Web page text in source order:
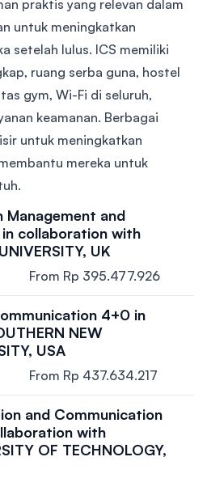
praktis yang relevan dalam
untuk meningkatkan
setelah lulus. ICS memiliki
ruang serba guna, hostel
gym, Wi-Fi di seluruh,
keamanan. Berbagai
untuk meningkatkan
mereka untuk
Management and
collaboration with
UK
From Rp 395.477.926
4+0 in
NEW
USA
From Rp 437.634.217
and Communication
with
OF TECHNOLOGY,